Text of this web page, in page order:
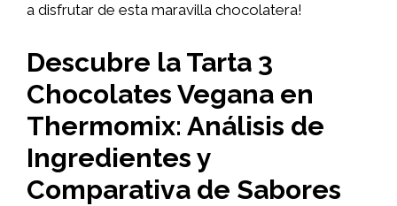
a disfrutar de esta maravilla chocolatera!
Descubre la Tarta 3
Chocolates Vegana en
Thermomix: Análisis de
Ingredientes y
Comparativa de Sabores